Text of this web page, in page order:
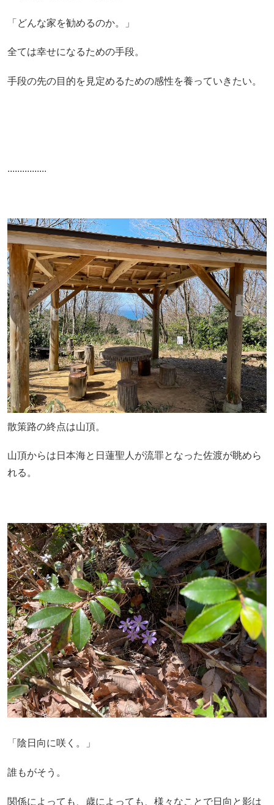
「どんな家を勧めるのか。」
全ては幸せになるための手段。
手段の先の目的を見定めるための感性を養っていきたい。
................
散策路の終点は山頂。
山頂からは日本海と日蓮聖人が流罪となった佐渡が眺めら
れる。
「陰日向に咲く。」
誰もがそう。
関係によっても、歳によっても、様々なことで日向と影は